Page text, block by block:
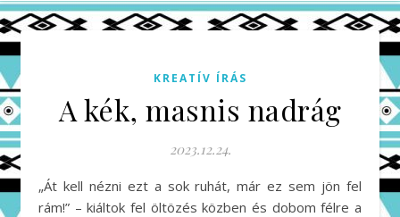
KREATÍV ÍRÁS
A kék, masnis nadrág
2023.12.24.
„Át kell nézni ezt a sok ruhát, már ez sem jön fel
rám!” – kiáltok fel öltözés közben és dobom félre a